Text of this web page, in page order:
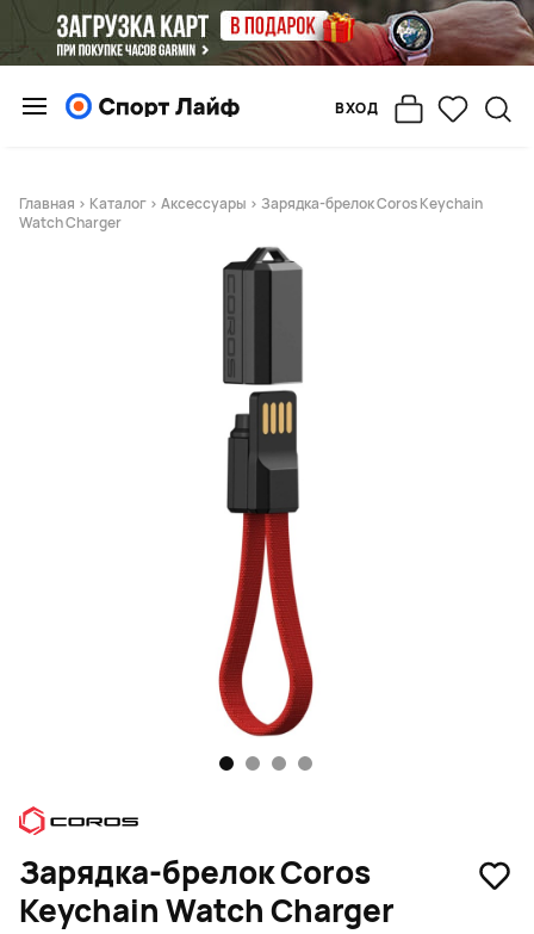
ВХОД
Главная > Каталог > Аксессуары > Зарядка-брелок Coros Keychain
Watch Charger
Зарядка-брелок Coros
Keychain Watch Charger
1 2 3 4